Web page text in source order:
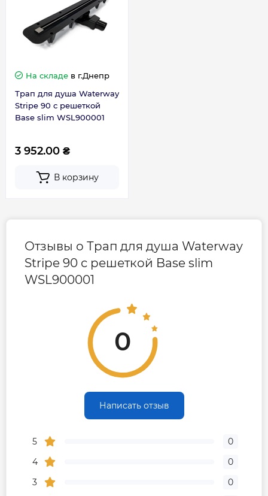
Решетка для волос – 1 шт;
Накладка из нержавеющей стали – 1 шт;
Комплект для гидроизоляции – 1 шт;
Монтажный набор для крепления
8 шт. , дюбель (6х35 мм) – 8 шт.
Регулируемые ножки – 8 шт.
Инструкция по использованию – 1 шт.
Габариты, размеры, вес
Длина, мм
Гарантия производителя, мес
На складе в г.Днепр
Трап для душа Waterway
Stripe 90 с решеткой
Base slim WSL900001
3 952.00 ₴
В корзину
Отзывы о Трап для душа Waterway
Stripe 90 с решеткой Base slim
WSL900001
0
Написать отзыв
5
0
4
0
3
0